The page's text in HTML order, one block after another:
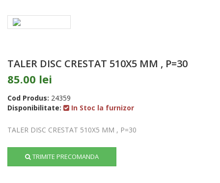
TALER DISC CRESTAT 510X5 MM , P=30
85.00 lei
Cod Produs: 24359
Disponibilitate:
In Stoc la furnizor
TALER DISC CRESTAT 510X5 MM , P=30
TRIMITE PRECOMANDA